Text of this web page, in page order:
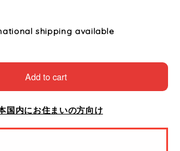
shipping available
Add to cart
国内にお住まいの方向け